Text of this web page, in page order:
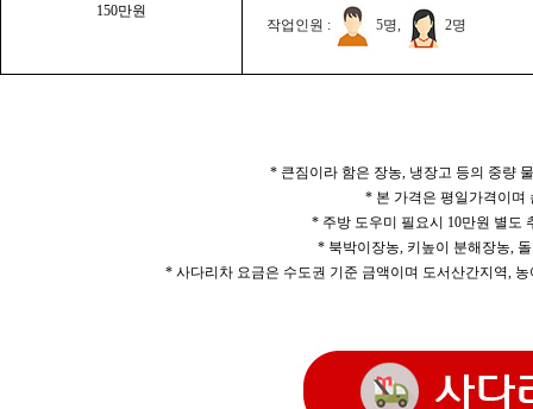
150만원
작업인원 : 5명, 2명
* 큰짐이라 함은 장농, 냉장고 등의 중량
* 본 가격은 평일가격이며
* 주방 도우미 필요시 10만원 별도
* 북박이장농, 키높이 분해장농,
* 사다리차 요금은 수도권 기준 금액이며 도서산간지역,